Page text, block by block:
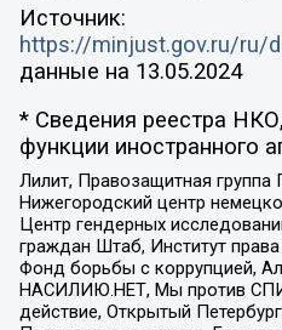
Источник:
https://minjust.gov.ru/ru/
данные на 13.05.2024
* Сведения реестра
функции иностранного
Лилит, Правозащитная
Нижегородский центр
Центр гендерных
граждан Штаб, Институт
Фонд борьбы с коррупцией,
НАСИЛИЮ.НЕТ, Мы против
действие, Открытый